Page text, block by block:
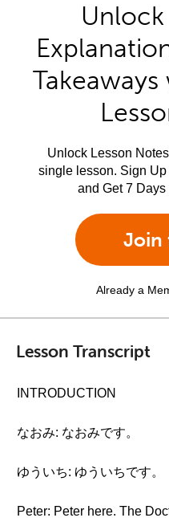
Unlock Lesson
single lesson. Sign
and Get 7
Join
Already a
Lesson Transcript
INTRODUCTION
なおみ: なおみです。
ゆういち: ゆういちです。
Peter: Peter here. The